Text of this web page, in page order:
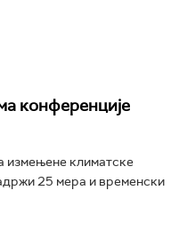
конференције
измењене климатске
25 мера и временски